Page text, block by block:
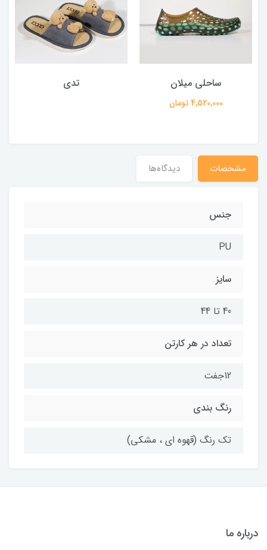
ساحلی میلان
4,520,000 تومان
تدی
مشخصات دیدگاه‌ها
جنس
PU
سایز
40 تا 44
تعداد در هر کارتن
12جفت
رنگ بندی
تک رنگ (قهوه ای ، مشکی)
درباره ما